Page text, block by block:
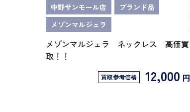
中野サンモール店
ブランド品
メゾンマルジェラ
メゾンマルジェラ ネックレス 高価買
取！！
買取参考価格 12,000 円